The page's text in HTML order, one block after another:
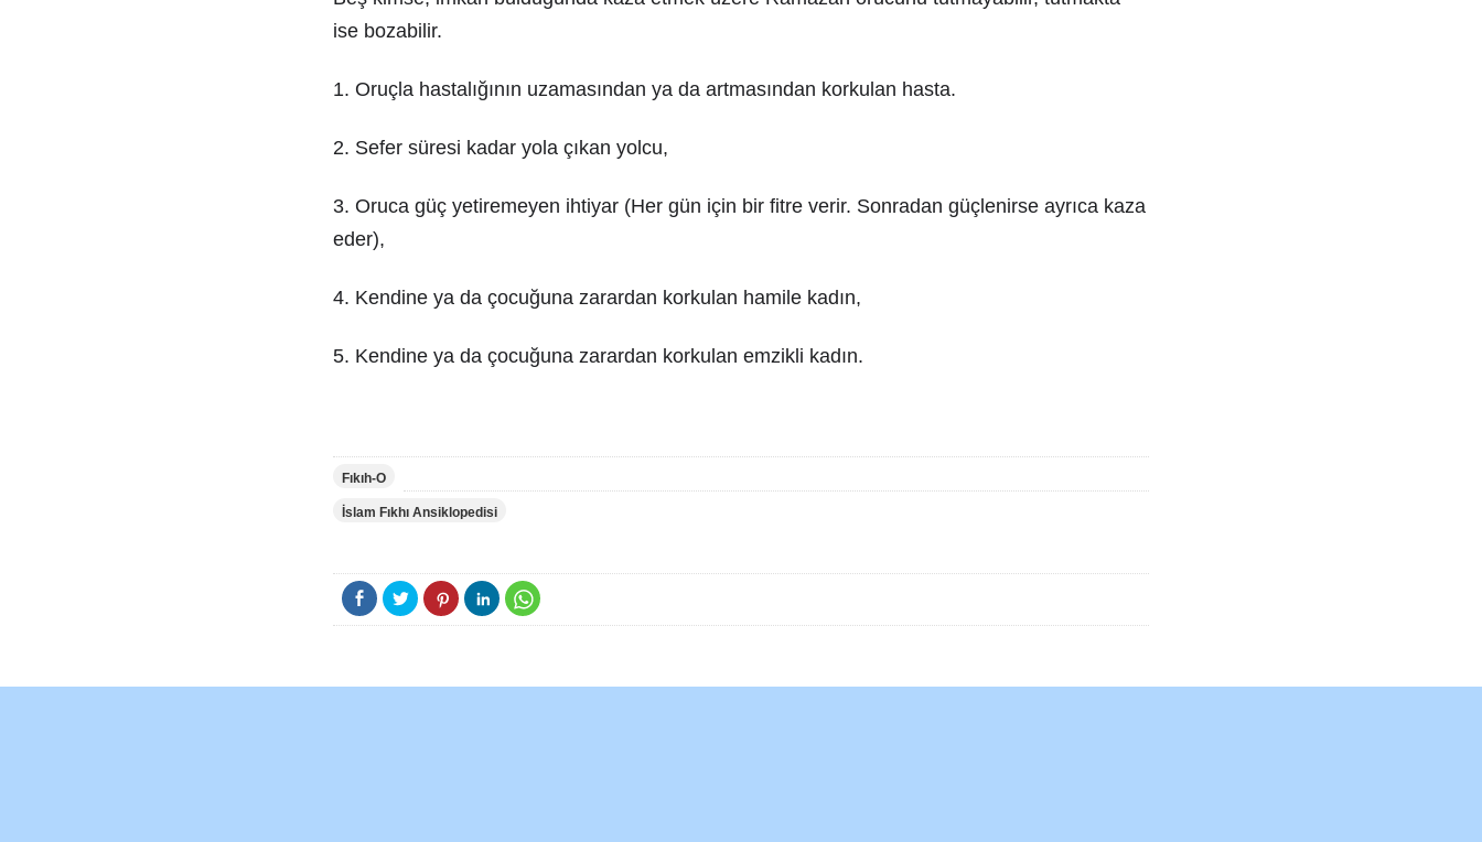
ise bozabilir.
1. Oruçla hastalığının uzamasından ya da artmasından korkulan hasta.
2. Sefer süresi kadar yola çıkan yolcu,
3. Oruca güç yetiremeyen ihtiyar (Her gün için bir fitre verir. Sonradan güçlenirse ayrıca kaza
eder),
4. Kendine ya da çocuğuna zarardan korkulan hamile kadın,
5. Kendine ya da çocuğuna zarardan korkulan emzikli kadın.
Fıkıh-O
İslam Fıkhı Ansiklopedisi